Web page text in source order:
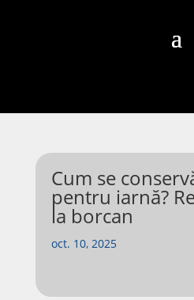
Cum se
pentru iarnă?
la borcan
oct. 10, 2025